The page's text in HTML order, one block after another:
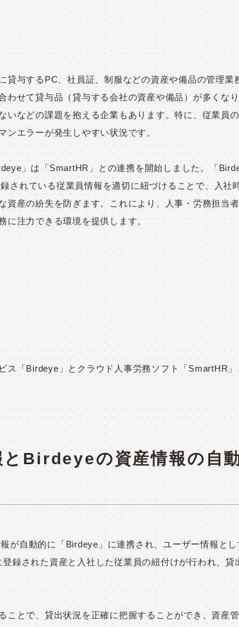
貸与するPC、社員証、制服などの資産や備品の管理業
わせて貸与品（貸与する会社の資産や備品）が多くな
いなどの課題を抱える企業もあります。特に、従業員
エラーが発生しやすい状況です。
」は「SmartHR 」との連携を開始しました。「
録されている従業員情報を適切に紐づけることで、入社
資産の紛失を防ぎます。これにより、人事・労務担当
注力できる環境を提供します。
ス「Birdeye」とクラウド人事労務ソフト「SmartHR
とBirdeyeの資産情報の自
が自動的に「Birdeye」に連携され、ユーザー情報と
登録された資産と入社した従業員の紐付けが行われ、貸
ことで、貸出状況を正確に把握することができ、資産